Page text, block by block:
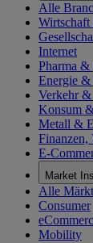
Alle
Internet
Pharma &
Energie
Verkehr
Konsum
Metall &
Finanzen,
E-
Market
Alle
Consumer
Mobility